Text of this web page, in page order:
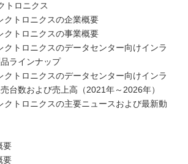
トロニクス
クトロニクスの企業概要
クトロニクスの事業概要
クトロニクスのデータセンター向けインラ
ラインナップ
クトロニクスのデータセンター向けインラ
台数および売上高（2021年～2026年）
クトロニクスの主要ニュースおよび最新動
要
要